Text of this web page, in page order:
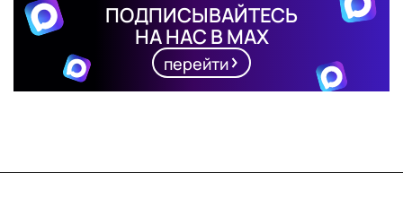
ПОДПИСЫВАЙТЕСЬ
НА НАС В MAX
перейти